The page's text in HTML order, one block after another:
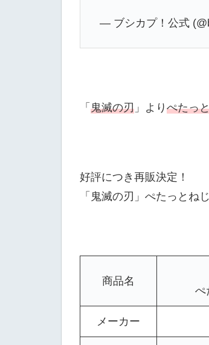
— ブシカプ！公式
「 鬼滅の刃 」より ぺたっ
好評につき再販決定！
「鬼滅の刃」ぺたっとね
商品名
ぺた
メーカー